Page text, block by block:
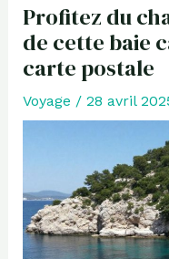
Profitez du
de cette baie
carte postale
Voyage / 28 avril